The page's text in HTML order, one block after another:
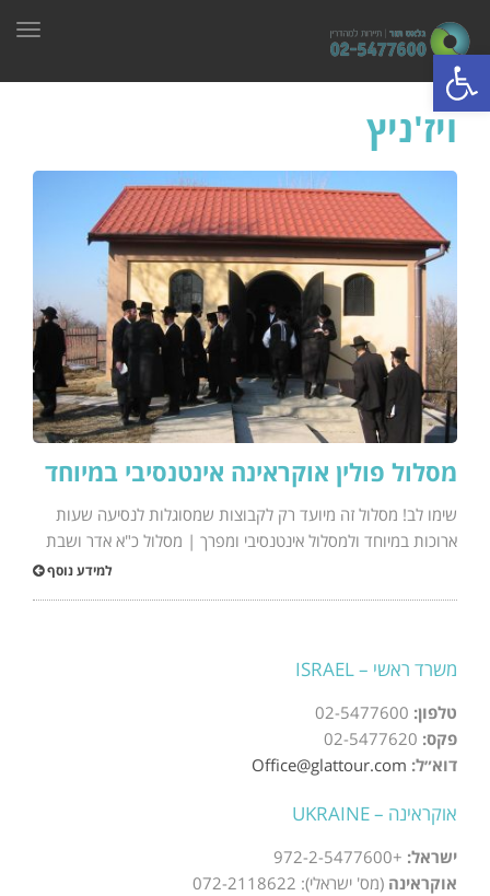
פתח סרגל נגישות
ויז'ניץ
מסלול פולין אוקראינה אינטנסיבי במיוחד
שימו לב! מסלול זה מיועד רק לקבוצות שמסוגלות לנסיעה שעות
ארוכות במיוחד ולמסלול אינטנסיבי ומפרך | מסלול כ"א אדר ושבת
למידע נוסף
משרד ראשי – ISRAEL
טלפון:
פקס:
דוא״ל: Office@glattour.com
אוקראינה – UKRAINE
ישראל: +972-2-5477600
אוקראינה (מס' ישראלי): 072-2118622